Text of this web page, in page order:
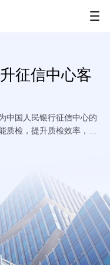
征信中心客
中国人民银行征信中心的
质检，提升质检效率，满